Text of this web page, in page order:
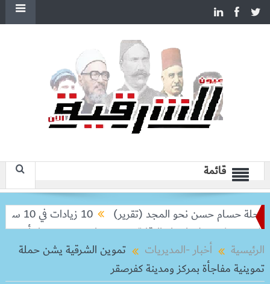
قائمة
حسام حسن نحو المجد (تقرير)
10 زيادات في 10 سنوات.. هل حان الوقت لرفع دعم البنزين نهائيا؟
على إحكام الرقابة
رمضان 2027.. مفاجأة محمد رمضان لجمهوره في مسلسل “عشماوي”
الرئيسية
أخبار -المديريات
تموين الشرقية يشن حملة
تموينية مفاجأة بمركز ومدينة كفرصقر